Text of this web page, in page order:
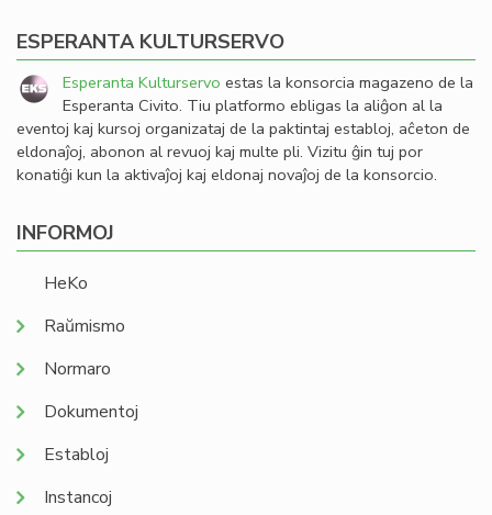
ESPERANTA KULTURSERVO
Esperanta Kulturservo estas la konsorcia magazeno de la
Esperanta Civito. Tiu platformo ebligas la aliĝon al la
eventoj kaj kursoj organizataj de la paktintaj establoj, aĉeton de
eldonaĵoj, abonon al revuoj kaj multe pli. Vizitu ĝin tuj por
konatiĝi kun la aktivaĵoj kaj eldonaj novaĵoj de la konsorcio.
INFORMOJ
HeKo
Raŭmismo
Normaro
Dokumentoj
Establoj
Instancoj